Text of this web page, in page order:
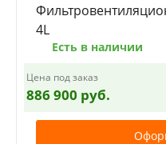
4L
Есть в наличии
Цена под заказ
886 900 руб.